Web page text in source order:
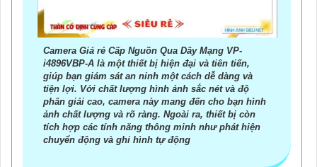
Camera Giá rẻ Cấp Nguồn Qua Dây Mạng VP-
i4896VBP-A là một thiết bị hiện đại và tiên tiến,
giúp bạn giám sát an ninh một cách dễ dàng và
tiện lợi. Với chất lượng hình ảnh sắc nét và độ
phân giải cao, camera này mang đến cho bạn hình
ảnh chất lượng và rõ ràng. Ngoài ra, thiết bị còn
tích hợp các tính năng thông minh như phát hiện
chuyển động và ghi hình tự động